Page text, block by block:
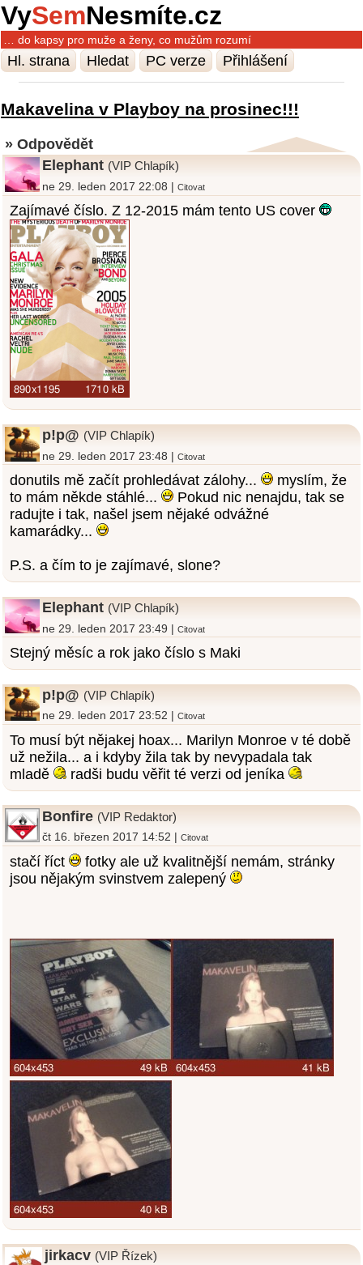
VySemNesmíte.cz
… do kapsy pro muže a ženy, co mužům rozumí
Hl. strana Hledat PC verze Přihlášení
Makavelina v Playboy na prosinec!!!
» Odpovědět
Elephant (VIP Chlapík)
ne 29. leden 2017 22:08 |Citovat
Zajímavé číslo. Z 12-2015 mám tento US cover
p!p@ (VIP Chlapík)
ne 29. leden 2017 23:48 |Citovat
donutils mě začít prohledávat zálohy...
myslím, že
to mám někde stáhlé...
Pokud nic nenajdu, tak se
radujte i tak, našel jsem nějaké odvážné
kamarádky...
P.S. a čím to je zajímavé, slone?
Elephant (VIP Chlapík)
ne 29. leden 2017 23:49 |Citovat
Stejný měsíc a rok jako číslo s Maki
p!p@ (VIP Chlapík)
ne 29. leden 2017 23:52 |Citovat
To musí být nějakej hoax... Marilyn Monroe v té době
už nežila... a i kdyby žila tak by nevypadala tak
mladě
radši budu věřit té verzi od jeníka
Bonfire (VIP Redaktor)
čt 16. březen 2017 14:52 |Citovat
stačí říct
fotky ale už kvalitnější nemám, stránky
jsou nějakým svinstvem zalepený
jirkacv (VIP Řízek)